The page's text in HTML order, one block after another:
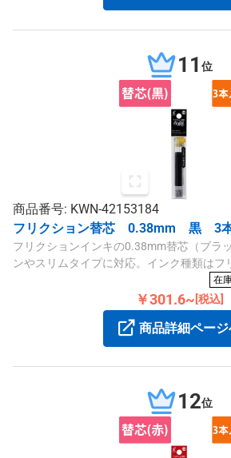
11 位
商品番号: KWN-42153184
フリクション替芯 0.38mm 黒 3
フリクションインキの0.38mm替芯（ブラ
ンやスリムタイプに対応。インク種類はフ
在
￥301.6~ [税込]
商品詳細ペー
12位